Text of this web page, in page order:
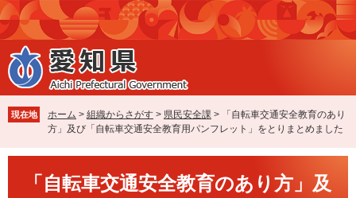
ペ
ー
ジ
の
先
で
す
メ
ニ
ュ
ー
を
ば
し
本
現在地 ホーム > 組織からさがす > 県民安全課 >
「自転車交通安全教育のあり
方」及び「自転車交通安全教育用パンフレット」をとりまとめました
「自転車交通安全教育のあり方」及